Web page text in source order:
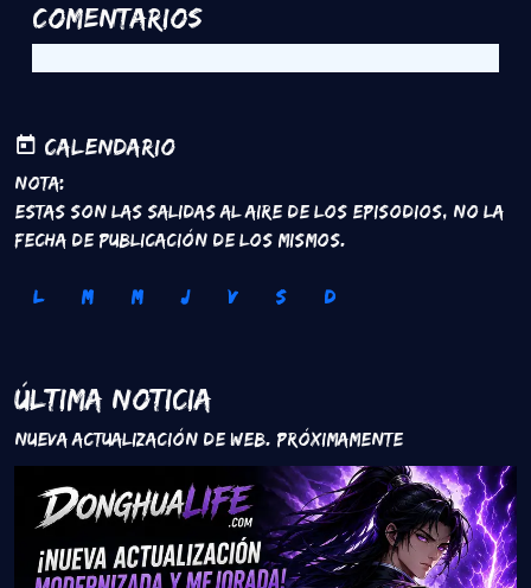
Comentarios
Calendario
Nota:
Estas son las salidas al aire de los episodios, no la
fecha de publicación de los mismos.
L M M J V S D
Última Noticia
Nueva Actualización de Web. Próximamente